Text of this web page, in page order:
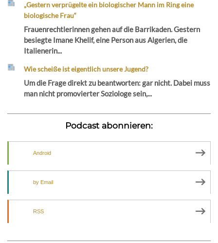
„Gestern verprügelte ein biologischer Mann im Ring eine
biologische Frau“
Frauenrechtlerinnen gehen auf die Barrikaden. Gestern
besiegte Imane Khelif, eine Person aus Algerien, die
Italienerin...
Wie scheiße ist eigentlich unsere Jugend?
Um die Frage direkt zu beantworten: gar nicht. Dabei muss
man nicht promovierter Soziologe sein,...
Podcast abonnieren:
Android
by Email
RSS